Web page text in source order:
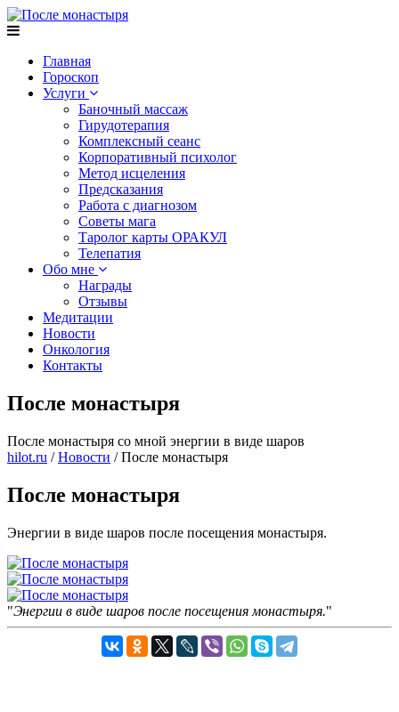
Главная
Гороскоп
Услуги
Баночный массаж
Гирудотерапия
Комплексный сеанс
Корпоративный психолог
Метод исцеления
Предсказания
Работа с диагнозом
Советы мага
Таролог карты ОРАКУЛ
Телепатия
Обо мне
Награды
Отзывы
Медитации
Новости
Онкология
Контакты
После монастыря
После монастыря со мной энергии в виде шаров
hilot.ru /Новости /После монастыря
После монастыря
Энергии в виде шаров после посещения монастыря.
Энергии в виде шаров после посещения монастыря.